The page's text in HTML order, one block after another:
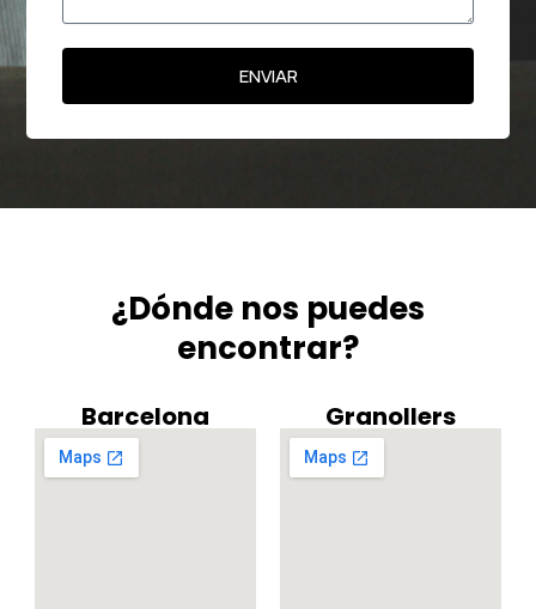
ENVIAR
¿Dónde nos puedes
encontrar?
Barcelona Granollers